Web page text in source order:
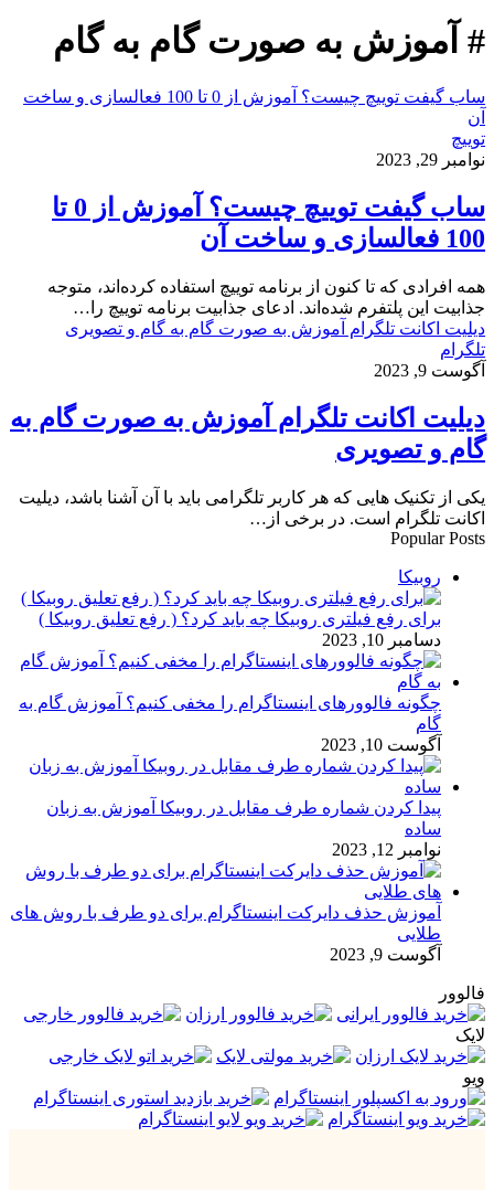
# آموزش به صورت گام به گام
ساب گیفت توییچ چیست؟ آموزش از 0 تا 100 فعالسازی و ساخت
آن
توییچ
نوامبر 29, 2023
ساب گیفت توییچ چیست؟ آموزش از 0 تا
100 فعالسازی و ساخت آن
همه افرادی که تا کنون از برنامه توییچ استفاده کرده‌اند، متوجه
جذابیت این پلتفرم شده‌اند. ادعای جذابیت برنامه توییچ را…
دیلیت اکانت تلگرام آموزش به صورت گام به گام و تصویری
تلگرام
آگوست 9, 2023
دیلیت اکانت تلگرام آموزش به صورت گام به
گام و تصویری
یکی از تکنیک هایی که هر کاربر تلگرامی باید با آن آشنا باشد، دیلیت
اکانت تلگرام است. در برخی از…
Popular Posts
روبیکا
برای رفع فیلتری روبیکا چه باید کرد؟ ( رفع تعلیق روبیکا )
دسامبر 10, 2023
چگونه فالوورهای اینستاگرام را مخفی کنیم؟ آموزش گام به
گام
آگوست 10, 2023
پیدا کردن شماره طرف مقابل در روبیکا آموزش به زبان
ساده
نوامبر 12, 2023
آموزش حذف دایرکت اینستاگرام برای دو طرف با روش های
طلایی
آگوست 9, 2023
فالوور
لایک
ویو